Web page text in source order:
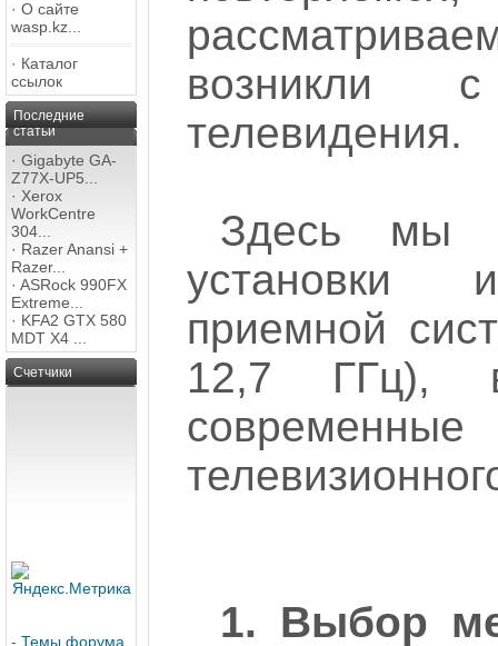
· О сайте
wasp.kz...
· Каталог
ссылок
Последние
статьи
· Gigabyte GA-
Z77X-UP5...
· Xerox
WorkCentre
304...
· Razer Anansi +
Razer...
· ASRock 990FX
Extreme...
· KFA2 GTX 580
MDT X4 ...
Счетчики
- Темы форума
возникли
телевидения.
Здесь мы
установки
приемной
12,7 ГГц),
современные
1. Выбор